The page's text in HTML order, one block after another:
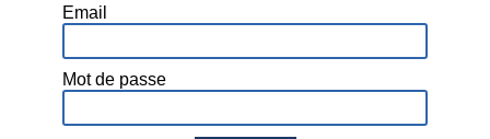
Email
Mot de passe